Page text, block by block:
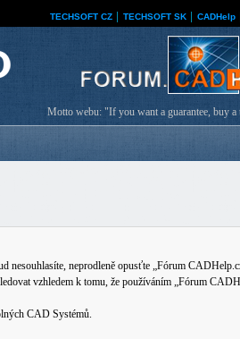
TECHSOFT CZ TECHSOFT SK CADHelp
Motto webu: "If you want a guarantee, buy
neprodleně opusťte „Fórum
vzhledem k tomu, že používáním „Fórum
CAD Systémů.